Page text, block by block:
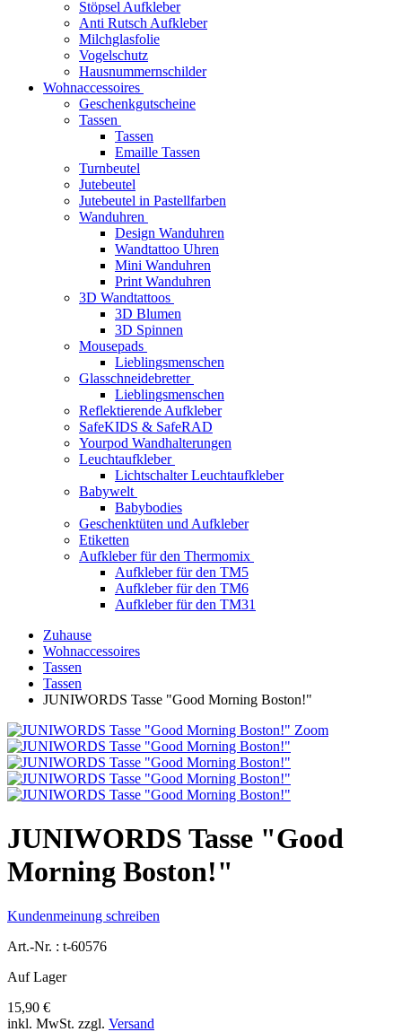
Stöpsel Aufkleber
Anti Rutsch Aufkleber
Milchglasfolie
Vogelschutz
Hausnummernschilder
Wohnaccessoires
Geschenkgutscheine
Tassen
Tassen
Emaille Tassen
Turnbeutel
Jutebeutel
Jutebeutel in Pastellfarben
Wanduhren
Design Wanduhren
Wandtattoo Uhren
Mini Wanduhren
Print Wanduhren
3D Wandtattoos
3D Blumen
3D Spinnen
Mousepads
Lieblingsmenschen
Glasschneidebretter
Lieblingsmenschen
Reflektierende Aufkleber
SafeKIDS & SafeRAD
Yourpod Wandhalterungen
Leuchtaufkleber
Lichtschalter Leuchtaufkleber
Babywelt
Babybodies
Geschenktüten und Aufkleber
Etiketten
Aufkleber für den Thermomix
Aufkleber für den TM5
Aufkleber für den TM6
Aufkleber für den TM31
Zuhause
Wohnaccessoires
Tassen
Tassen
JUNIWORDS Tasse "Good Morning Boston!"
Zoom
JUNIWORDS Tasse "Good
Morning Boston!"
Kundenmeinung schreiben
Art.-Nr. : t-60576
Auf Lager
15,90 €
inkl. MwSt. zzgl. Versand